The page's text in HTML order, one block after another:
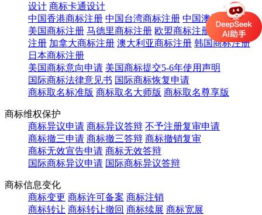
设计 商标卡通设计
中国香港商标注册 中国台湾商标注册 中国澳门商标注册
美国商标注册 马德里商标注册 欧盟商标注册
英国商标
注册 加拿大商标注册 澳大利亚商标注册 韩国商标注册
日本商标注册
美国商标意向申请 美国商标提交5-6年使用声明
国际商标法律意见书 国际商标恢复申请
商标取名标准版 商标取名大师版 商标取名尊享版
商标维权保护
商标异议申请 商标异议答辩 不予注册复审申请
商标撤三申请 商标撤三答辩 商标撤销复审
商标无效宣告申请 商标无效答辩
国际商标异议申请 国际商标异议答辩
商标信息变化
商标变更 商标许可备案 商标注销
商标转让 商标转让撤回 商标续展 商标宽展